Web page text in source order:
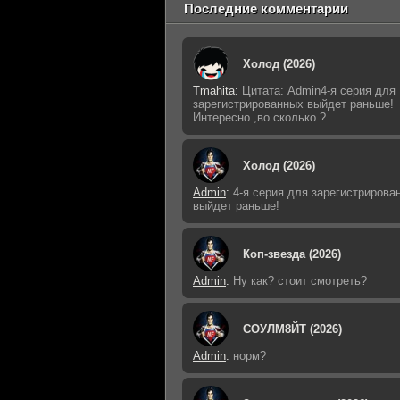
Последние комментарии
Холод (2026)
Tmahita: Цитата: Admin4-я серия для
зарегистрированных выйдет раньше!
Интересно ,во сколько ?
Холод (2026)
Admin: 4-я серия для
выйдет раньше!
Коп-звезда (2026)
Admin: Ну как? стоит смотреть?
СОУЛМ8ЙТ (2026)
Admin: норм?